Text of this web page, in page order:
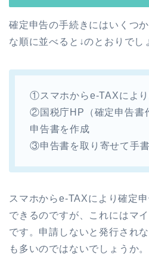
確定申告の手続きにはいくつ
な順に並べると↓のとおりでし
①スマホからe-TAXによ
②国税庁HP（確定申告書
申告書を作成
③申告書を取り寄せて手
スマホからe-TAXにより確定
できるのですが、これにはマ
です。申請しないと発行され
も多いのではないでしょうか。